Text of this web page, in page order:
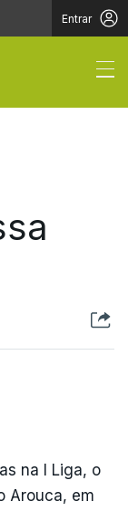
Entrar
na I Liga, o
Arouca, em